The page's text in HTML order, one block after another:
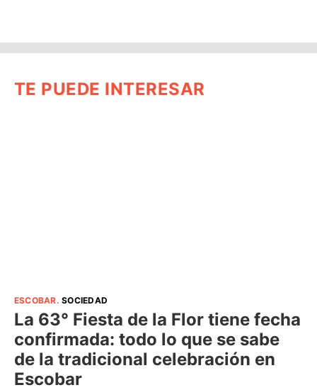
TE PUEDE INTERESAR
ESCOBAR.SOCIEDAD
La 63° Fiesta de la Flor tiene fecha
confirmada: todo lo que se sabe
de la tradicional celebración en
Escobar